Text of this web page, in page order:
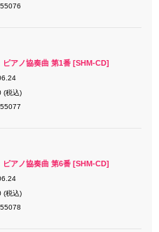
ピアノ協奏曲 第1番 [SHM-CD]
(税込)
ピアノ協奏曲 第6番 [SHM-CD]
(税込)